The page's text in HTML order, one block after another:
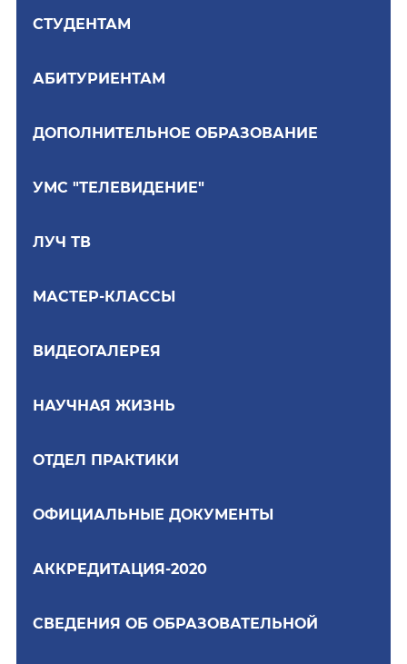
СТУДЕНТАМ
АБИТУРИЕНТАМ
ДОПОЛНИТЕЛЬНОЕ ОБРАЗОВАНИЕ
УМС "ТЕЛЕВИДЕНИЕ"
ЛУЧ ТВ
МАСТЕР-КЛАССЫ
ВИДЕОГАЛЕРЕЯ
НАУЧНАЯ ЖИЗНЬ
ОТДЕЛ ПРАКТИКИ
ОФИЦИАЛЬНЫЕ ДОКУМЕНТЫ
АККРЕДИТАЦИЯ-2020
СВЕДЕНИЯ ОБ ОБРАЗОВАТЕЛЬНОЙ